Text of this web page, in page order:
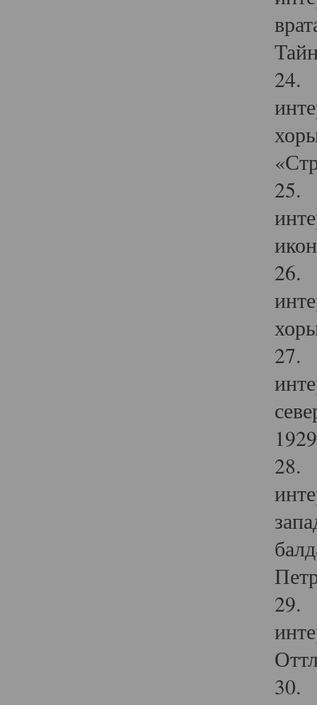
24.
25.
26.
27.
28.
29.
30.